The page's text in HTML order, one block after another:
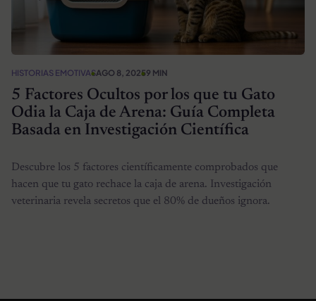
HISTORIAS EMOTIVASAGO 8, 20259 MIN
5 Factores Ocultos por los que tu Gato
Odia la Caja de Arena: Guía Completa
Basada en Investigación Científica
Descubre los 5 factores científicamente comprobados que
hacen que tu gato rechace la caja de arena. Investigación
veterinaria revela secretos que el 80% de dueños ignora.